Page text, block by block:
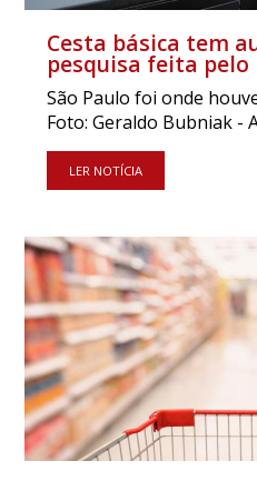
Cesta básica tem
pesquisa feita pelo
São Paulo foi onde
Foto: Geraldo Bubniak -
LER NOTÍCIA